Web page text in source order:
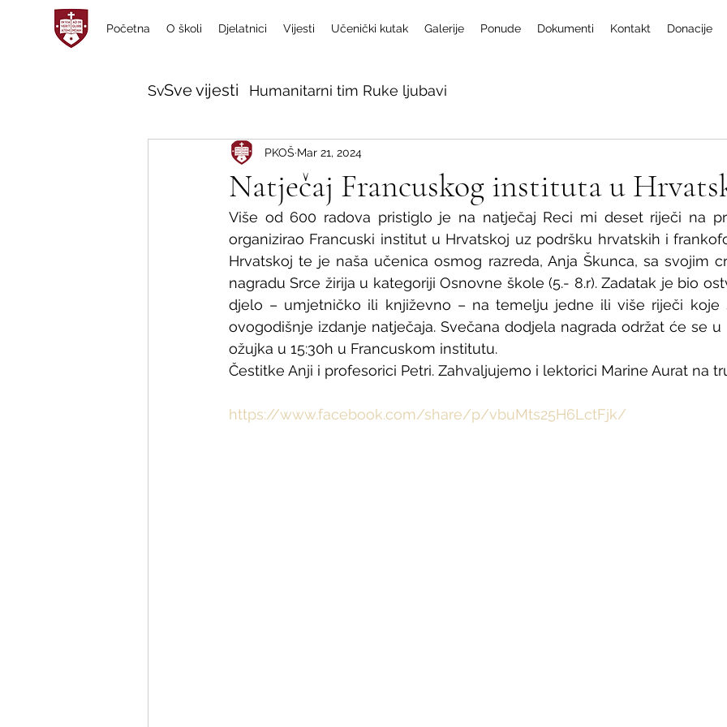
Početna O školi Djelatnici Vijesti Učenički kutak Galerije Ponude Dokumenti Kontakt Donacije
Sve vijesti Humanitarni tim Ruke ljubavi
Natječaj Francuskog instituta u
PKOŠ Mar 21, 2024
Više od 600 radova pristiglo je na natječaj Reci mi deset riječi na
organizirao Francuski institut u Hrvatskoj uz podršku hrvatskih i
Hrvatskoj te je naša učenica osmog razreda, Anja Škunca, sa svojim
nagradu Srce žirija u kategoriji Osnovne škole (5.- 8.r). Zadatak je bio
djelo – umjetničko ili književno – na temelju jedne ili više riječi koje
ovogodišnje izdanje natječaja. Svečana dodjela nagrada održat će se u
ožujka u 15:30h u Francuskom institutu.
Čestitke Anji i profesorici Petri. Zahvaljujemo i lektorici Marine Aurat na
https://www.facebook.com/share/p/vbuMts25H6LctFjk/
Sve vijesti